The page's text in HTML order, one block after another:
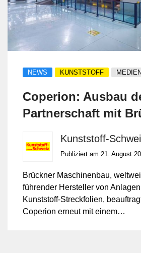
NEWS KUNSTSTOFF MEDIEN
Coperion: Ausbau
Partnerschaft mit
Kunststoff-
Publiziert am 21. August
Brückner Maschinenbau,
führender Hersteller von
Kunststoff-Streckfolien,
Coperion erneut mit einem